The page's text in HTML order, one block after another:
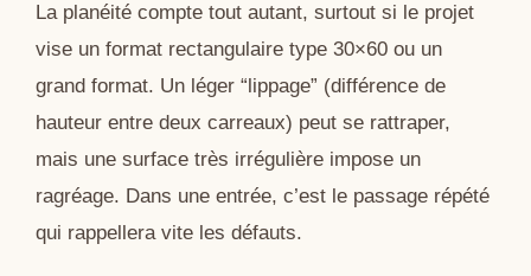
La planéité compte tout autant, surtout si le projet
vise un format rectangulaire type 30×60 ou un
grand format. Un léger “lippage” (différence de
hauteur entre deux carreaux) peut se rattraper,
mais une surface très irrégulière impose un
ragréage. Dans une entrée, c’est le passage répété
qui rappellera vite les défauts.